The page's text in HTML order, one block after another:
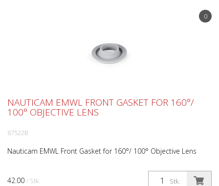
0
42.00 / Stk. Stk.
NAUTICAM EMWL FRONT GASKET FOR 160°/
100° OBJECTIVE LENS
87522B
Nauticam EMWL Front Gasket for 160°/ 100° Objective Lens